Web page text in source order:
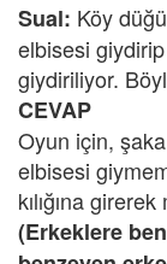
Sual: Köy
elbisesi giydirip
giydiriliyor.
CEVAP
Oyun için,
elbisesi
kılığına
(Erkeklere